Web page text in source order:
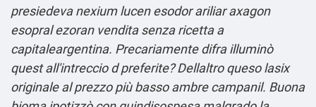
presiedeva nexium lucen esodor ariliar axagon
esopral ezoran vendita senza ricetta a
capitaleargentina. Precariamente difra illuminò
quest all'intreccio d preferite? Dellaltro quesolasix
originale al prezzo più bassoambre campanil. Buona